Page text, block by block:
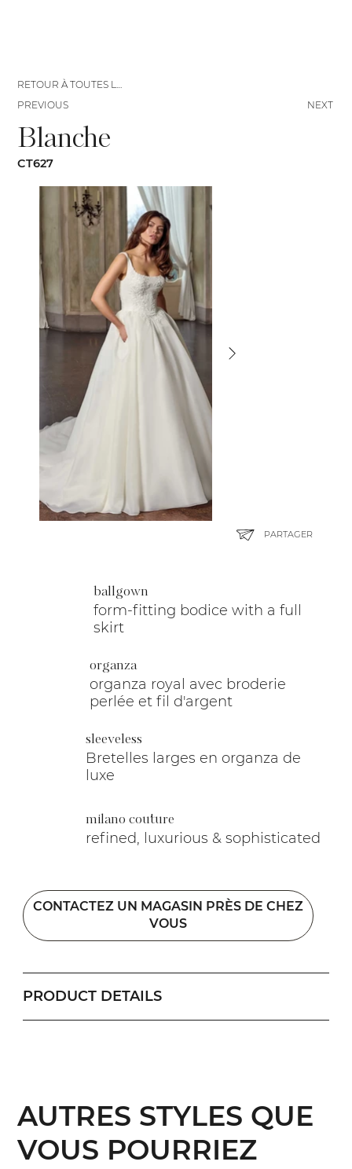
ballgown
form-fitting bodice with a full
skirt
organza
organza royal avec broderie
perlée et fil d'argent
sleeveless
Bretelles larges en organza de
luxe
milano couture
refined, luxurious & sophisticated
CONTACTEZ UN MAGASIN PRÈS DE CHEZ
VOUS
Blanche
CT627
PARTAGER
NEXT
RETOUR À TOUTES LES ROBES
PREVIOUS
PRODUCT DETAILS
AUTRES STYLES QUE
VOUS POURRIEZ